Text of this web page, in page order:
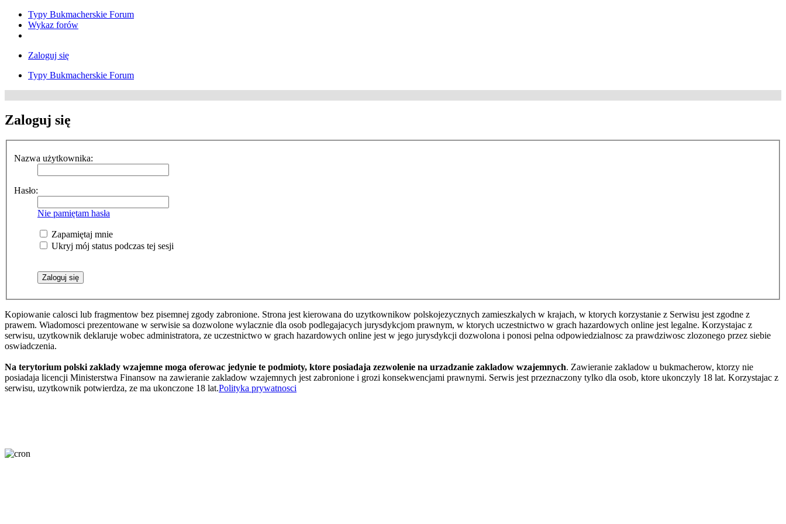
Typy Bukmacherskie Forum
Wykaz forów
Zaloguj się
Typy Bukmacherskie Forum
Zaloguj się
Nazwa użytkownika:
Hasło:
Nie pamiętam hasła
Zapamiętaj mnie
Ukryj mój status podczas tej sesji
Kopiowanie calosci lub fragmentow bez pisemnej zgody zabronione. Strona jest kierowana do uzytkownikow polskojezycznych zamieszkalych w krajach, w ktorych korzystanie z Serwisu jest zgodne z
prawem. Wiadomosci prezentowane w serwisie sa dozwolone wylacznie dla osob podlegajacych jurysdykcjom prawnym, w ktorych uczestnictwo w grach hazardowych online jest legalne. Korzystajac z
serwisu, uzytkownik deklaruje wobec administratora, ze uczestnictwo w grach hazardowych online jest w jego jurysdykcji dozwolona i ponosi pelna odpowiedzialnosc za prawdziwosc zlozonego przez siebie
oswiadczenia.
Na terytorium polski zaklady wzajemne moga oferowac jedynie te podmioty, ktore posiadaja zezwolenie na urzadzanie zakladow wzajemnych. Zawieranie zakladow u bukmacherow, ktorzy nie
posiadaja licencji Ministerstwa Finansow na zawieranie zakladow wzajemnych jest zabronione i grozi konsekwencjami prawnymi. Serwis jest przeznaczony tylko dla osob, ktore ukonczyly 18 lat. Korzystajac z
serwisu, uzytkownik potwierdza, ze ma ukonczone 18 lat.Polityka prywatnosci